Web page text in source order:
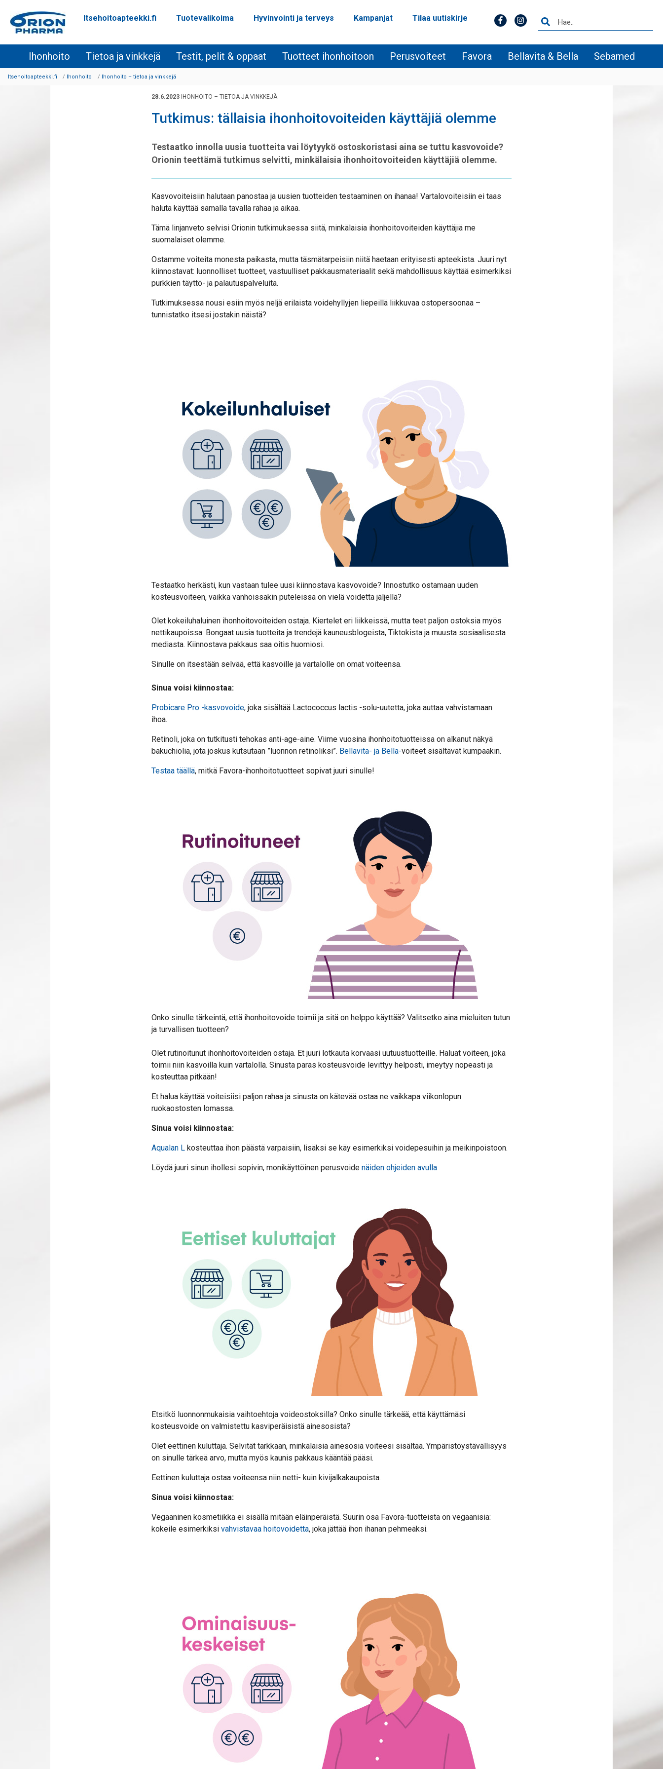
Siirry sisältöön
Itsehoitoapteekki.fi Tuotevalikoima Hyvinvointi ja terveys Kampanjat Tilaa uutiskirje
Ihonhoito Tietoa ja vinkkejä Testit, pelit & oppaat Tuotteet ihonhoitoon Perusvoiteet Favora Bellavita & Bella Sebamed
Itsehoitoapteekki.fi Ihonhoito Ihonhoito – tietoa ja vinkkejä
28.6.2023 IHONHOITO – TIETOA JA VINKKEJÄ
Tutkimus: tällaisia ihonhoitovoiteiden käyttäjiä olemme
Testaatko innolla uusia tuotteita vai löytyykö ostoskoristasi aina se tuttu kasvovoide?
Orionin teettämä tutkimus selvitti, minkälaisia ihonhoitovoiteiden käyttäjiä olemme.
Kasvovoiteisiin halutaan panostaa ja uusien tuotteiden testaaminen on ihanaa! Vartalovoiteisiin ei taas
haluta käyttää samalla tavalla rahaa ja aikaa.
Tämä linjanveto selvisi Orionin tutkimuksessa siitä, minkälaisia ihonhoitovoiteiden käyttäjiä me
suomalaiset olemme.
Ostamme voiteita monesta paikasta, mutta täsmätarpeisiin niitä haetaan erityisesti apteekista. Juuri nyt
kiinnostavat: luonnolliset tuotteet, vastuulliset pakkausmateriaalit sekä mahdollisuus käyttää esimerkiksi
purkkien täyttö- ja palautuspalveluita.
Tutkimuksessa nousi esiin myös neljä erilaista voidehyllyjen liepeillä liikkuvaa ostopersoonaa –
tunnistatko itsesi jostakin näistä?
Testaatko herkästi, kun vastaan tulee uusi kiinnostava kasvovoide? Innostutko ostamaan uuden
kosteusvoiteen, vaikka vanhoissakin puteleissa on vielä voidetta jäljellä?
Olet kokeiluhaluinen ihonhoitovoiteiden ostaja. Kiertelet eri liikkeissä, mutta teet paljon ostoksia myös
nettikaupoissa. Bongaat uusia tuotteita ja trendejä kauneusblogeista, Tiktokista ja muusta sosiaalisesta
mediasta. Kiinnostava pakkaus saa oitis huomiosi.
Sinulle on itsestään selvää, että kasvoille ja vartalolle on omat voiteensa.
Sinua voisi kiinnostaa:
Probicare Pro -kasvovoide, joka sisältää Lactococcus lactis -solu-uutetta, joka auttaa vahvistamaan
ihoa.
Retinoli, joka on tutkitusti tehokas anti-age-aine. Viime vuosina ihonhoitotuotteissa on alkanut näkyä
bakuchiolia, jota joskus kutsutaan ”luonnon retinoliksi”. Bellavita- ja Bella-voiteet sisältävät kumpaakin.
Testaa täällä, mitkä Favora-ihonhoitotuotteet sopivat juuri sinulle!
Onko sinulle tärkeintä, että ihonhoitovoide toimii ja sitä on helppo käyttää? Valitsetko aina mieluiten tutun
ja turvallisen tuotteen?
Olet rutinoitunut ihonhoitovoiteiden ostaja. Et juuri lotkauta korvaasi uutuustuotteille. Haluat voiteen, joka
toimii niin kasvoilla kuin vartalolla. Sinusta paras kosteusvoide levittyy helposti, imeytyy nopeasti ja
kosteuttaa pitkään!
Et halua käyttää voiteisiisi paljon rahaa ja sinusta on kätevää ostaa ne vaikkapa viikonlopun
ruokaostosten lomassa.
Sinua voisi kiinnostaa:
Aqualan L kosteuttaa ihon päästä varpaisiin, lisäksi se käy esimerkiksi voidepesuihin ja meikinpoistoon.
Löydä juuri sinun ihollesi sopivin, monikäyttöinen perusvoide näiden ohjeiden avulla
Etsitkö luonnonmukaisia vaihtoehtoja voideostoksilla? Onko sinulle tärkeää, että käyttämäsi
kosteusvoide on valmistettu kasviperäisistä ainesosista?
Olet eettinen kuluttaja. Selvität tarkkaan, minkälaisia ainesosia voiteesi sisältää. Ympäristöystävällisyys
on sinulle tärkeä arvo, mutta myös kaunis pakkaus kääntää pääsi.
Eettinen kuluttaja ostaa voiteensa niin netti- kuin kivijalkakaupoista.
Sinua voisi kiinnostaa:
Vegaaninen kosmetiikka ei sisällä mitään eläinperäistä. Suurin osa Favora-tuotteista on vegaanisia:
kokeile esimerkiksi vahvistavaa hoitovoidetta, joka jättää ihon ihanan pehmeäksi.